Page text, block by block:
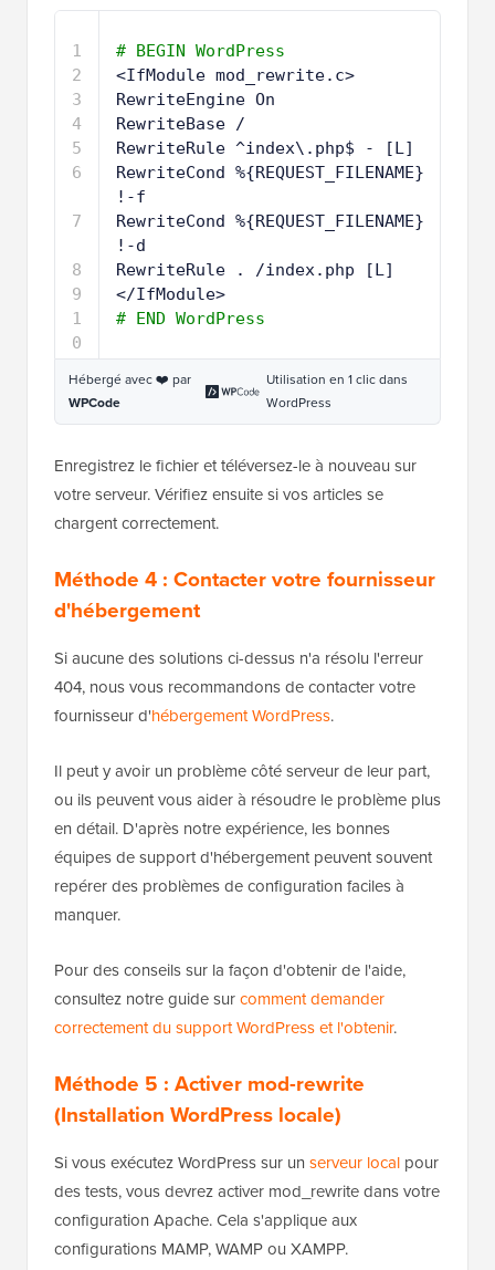
1
2
3
4
5
6
7
8
9
1
0
# BEGIN WordPress
<IfModule mod_rewrite.c>
RewriteEngine On
RewriteBase /
RewriteRule ^index\.php$ - [L]
RewriteCond %{REQUEST_FILENAME}
!-f
RewriteCond %{REQUEST_FILENAME}
!-d
RewriteRule . /index.php [L]
</IfModule>
# END WordPress
Hébergé avec ❤️ par
WPCode
Utilisation en 1 clic dans
WordPress
Enregistrez le fichier et téléversez-le à nouveau sur
votre serveur. Vérifiez ensuite si vos articles se
chargent correctement.
Méthode 4 : Contacter votre fournisseur
d'hébergement
Si aucune des solutions ci-dessus n'a résolu l'erreur
404, nous vous recommandons de contacter votre
fournisseur d'hébergement WordPress.
Il peut y avoir un problème côté serveur de leur part,
ou ils peuvent vous aider à résoudre le problème plus
en détail. D'après notre expérience, les bonnes
équipes de support d'hébergement peuvent souvent
repérer des problèmes de configuration faciles à
manquer.
Pour des conseils sur la façon d'obtenir de l'aide,
consultez notre guide surcomment demander
correctement du support WordPress et l'obtenir.
Méthode 5 : Activer mod-rewrite
(Installation WordPress locale)
Si vous exécutez WordPress sur un serveur local pour
des tests, vous devrez activer mod_rewrite dans votre
configuration Apache. Cela s'applique aux
configurations MAMP, WAMP ou XAMPP.